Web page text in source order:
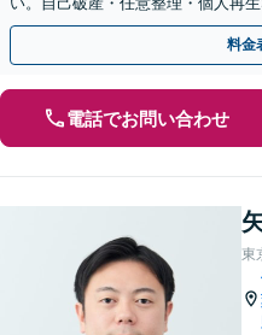
財産や今後の給与所得などについ
料金
電話でお問い合わせ
東